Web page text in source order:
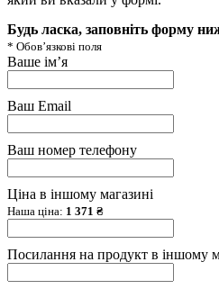
Будь ласка, заповніть форму
* Обовʼязкові поля
Ваше імʼя
Ваш Email
Ваш номер телефону
Ціна в іншому магазині
Наша ціна: 1 371 ₴
Посилання на продукт в іншому